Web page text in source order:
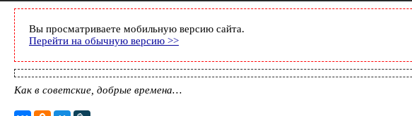
Вы просматриваете мобильную версию сайта.
Перейти на обычную версию >>
Как в советские, добрые времена…